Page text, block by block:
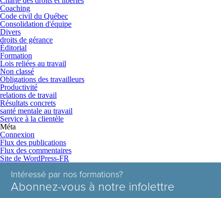
Coaching
Code civil du Québec
Consolidation d'équipe
Divers
droits de gérance
Éditorial
Formation
Lois reliées au travail
Non classé
Obligations des travailleurs
Productivité
relations de travail
Résultats concrets
santé mentale au travail
Service à la clientèle
Méta
Connexion
Flux des publications
Flux des commentaires
Site de WordPress-FR
Intéressé par nos formations?
Abonnez-vous à notre infolettre